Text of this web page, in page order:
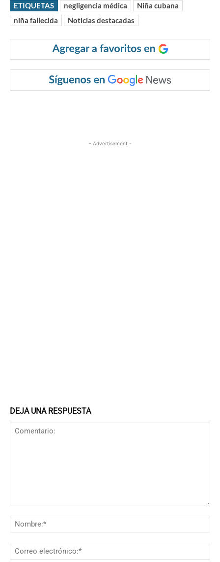
ETIQUETAS negligencia médica
Niña cubana
niña fallecida
Noticias destacadas
- Advertisement -
DEJA UNA RESPUESTA